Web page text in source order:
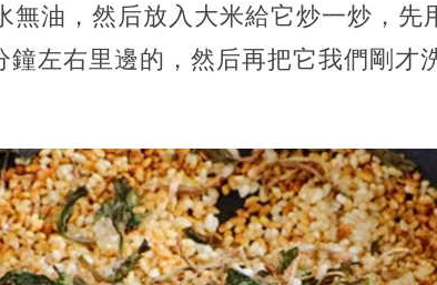
無油，然后放入大米給它炒一炒，先
左右里邊的，然后再把它我們剛才